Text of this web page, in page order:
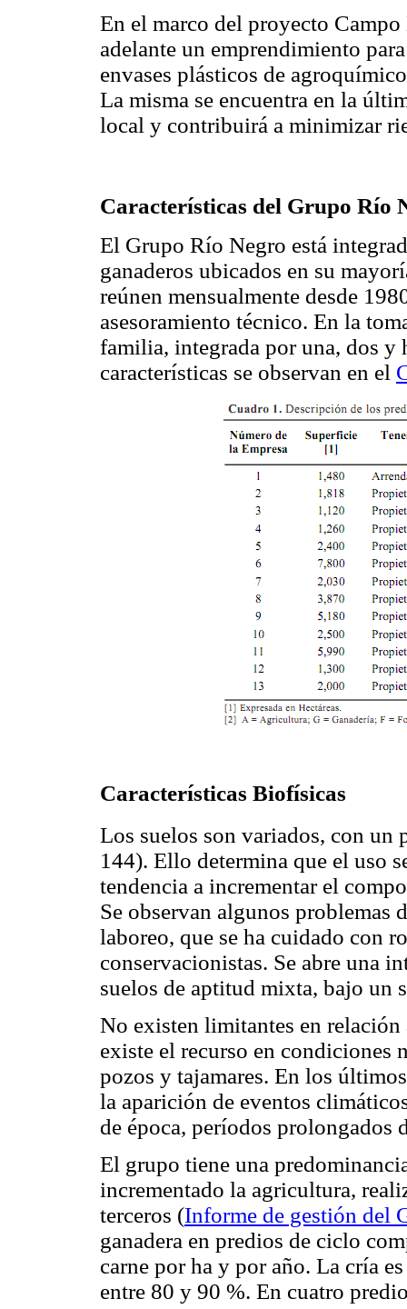
En el marco del proyecto
adelante un emprendimiento
envases plásticos de
La misma se encuentra en la
local y contribuirá a minimizar
Características del Grupo Río
El Grupo Río Negro está
ganaderos ubicados en su
reúnen mensualmente desde
asesoramiento técnico. En la
familia, integrada por una, dos y
características se observan en el
Características Biofísicas
Los suelos son variados, con un
144). Ello determina que el uso
tendencia a incrementar el
Se observan algunos problemas
laboreo, que se ha cuidado con
conservacionistas. Se abre una
suelos de aptitud mixta, bajo un
No existen limitantes en
existe el recurso en condiciones
pozos y tajamares. En los
la aparición de eventos
de época, períodos prolongados
El grupo tiene una
incrementado la agricultura,
terceros (Informe de gestión del
ganadera en predios de ciclo
carne por ha y por año. La cría
entre 80 y 90 %. En cuatro